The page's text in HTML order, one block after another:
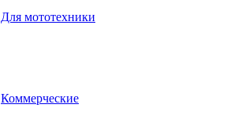
Для мототехники
Коммерческие